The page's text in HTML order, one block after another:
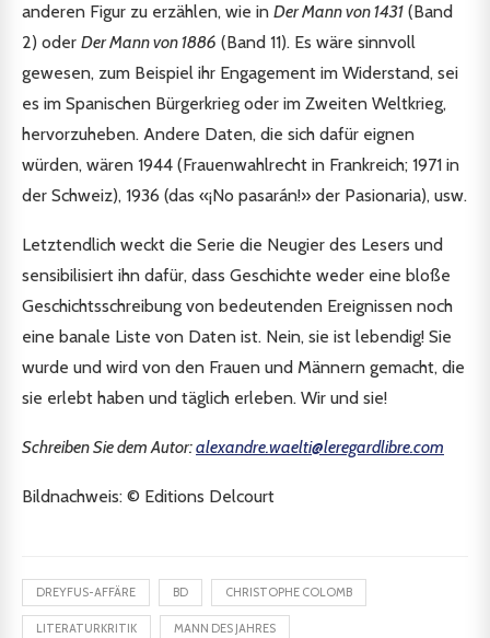
anderen Figur zu erzählen, wie in Der Mann von 1431 (Band
2) oder Der Mann von 1886 (Band 11). Es wäre sinnvoll
gewesen, zum Beispiel ihr Engagement im Widerstand, sei
es im Spanischen Bürgerkrieg oder im Zweiten Weltkrieg,
hervorzuheben. Andere Daten, die sich dafür eignen
würden, wären 1944 (Frauenwahlrecht in Frankreich; 1971 in
der Schweiz), 1936 (das «¡No pasarán!» der Pasionaria), usw.
Letztendlich weckt die Serie die Neugier des Lesers und
sensibilisiert ihn dafür, dass Geschichte weder eine bloße
Geschichtsschreibung von bedeutenden Ereignissen noch
eine banale Liste von Daten ist. Nein, sie ist lebendig! Sie
wurde und wird von den Frauen und Männern gemacht, die
sie erlebt haben und täglich erleben. Wir und sie!
Schreiben Sie dem Autor:alexandre.waelti@leregardlibre.com
Bildnachweis: © Editions Delcourt
DREYFUS-AFFÄRE BD CHRISTOPHE COLOMB
LITERATURKRITIK MANN DES JAHRES